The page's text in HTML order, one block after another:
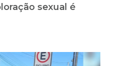
sexual é